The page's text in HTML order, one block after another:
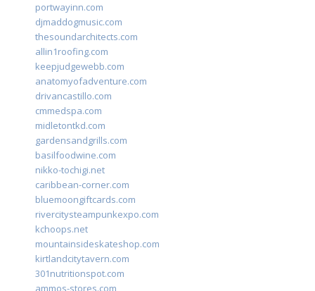
portwayinn.com
djmaddogmusic.com
thesoundarchitects.com
allin1roofing.com
keepjudgewebb.com
anatomyofadventure.com
drivancastillo.com
cmmedspa.com
midletontkd.com
gardensandgrills.com
basilfoodwine.com
nikko-tochigi.net
caribbean-corner.com
bluemoongiftcards.com
rivercitysteampunkexpo.com
kchoops.net
mountainsideskateshop.com
kirtlandcitytavern.com
301nutritionspot.com
ammos-stores.com